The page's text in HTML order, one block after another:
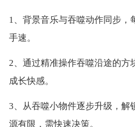
1、背景音乐与吞噬动作同步，
手速。
2、通过精准操作吞噬沿途的方
成长快感。
3、从吞噬小物件逐步升级，解
源有限，需快速决策。